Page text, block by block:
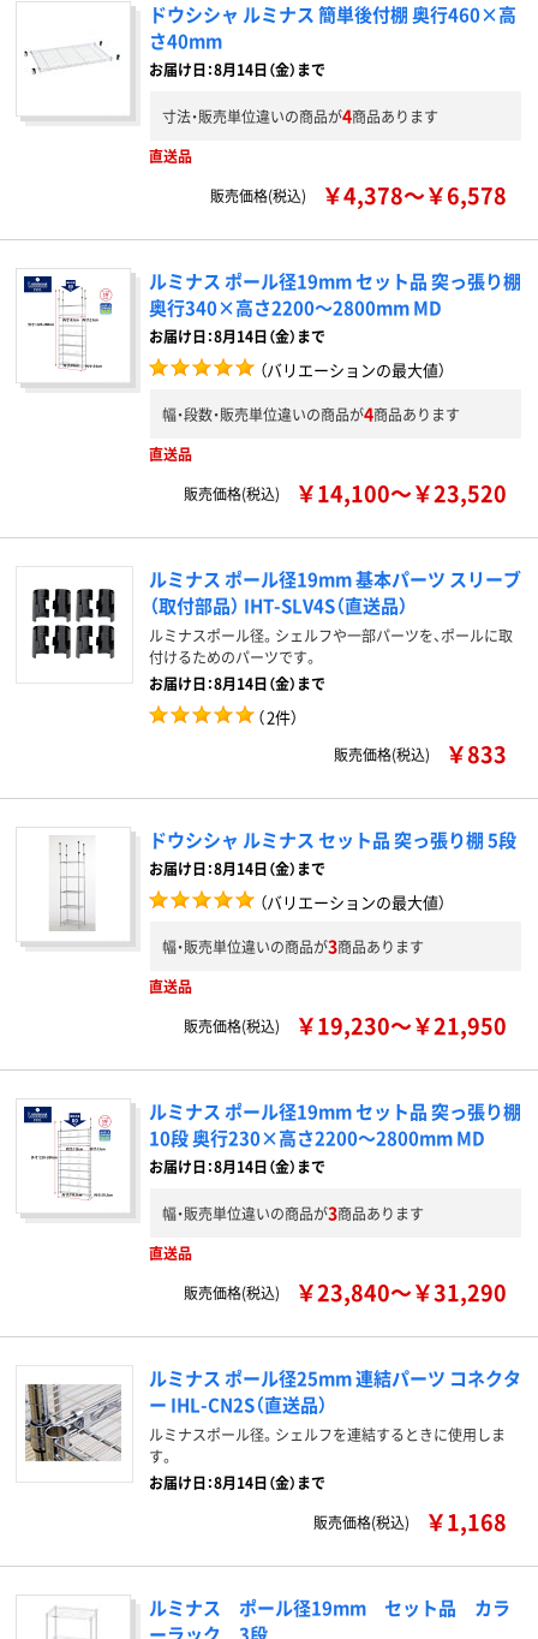
ドウシシャ ルミナス 簡単後付棚 奥行460×高
さ40mm
お届け日：8月14日（金）まで
寸法・販売単位違いの商品が4商品あります
直送品
販売価格(税込)
￥4,378～￥6,578
ルミナス ポール径19mm セット品 突っ張り棚
奥行340×高さ2200～2800mm MD
お届け日：8月14日（金）まで
（バリエーションの最大値）
幅・段数・販売単位違いの商品が4商品あります
直送品
販売価格(税込)
￥14,100～￥23,520
ルミナス ポール径19mm 基本パーツ スリーブ
（取付部品） IHT-SLV4S（直送品）
ルミナスポール径。シェルフや一部パーツを、ポールに取
付けるためのパーツです。
お届け日：8月14日（金）まで
（2件）
販売価格(税込) ￥833
ドウシシャ ルミナス セット品 突っ張り棚 5段
お届け日：8月14日（金）まで
（バリエーションの最大値）
幅・販売単位違いの商品が3商品あります
直送品
販売価格(税込)
￥19,230～￥21,950
ルミナス ポール径19mm セット品 突っ張り棚
10段 奥行230×高さ2200～2800mm MD
お届け日：8月14日（金）まで
幅・販売単位違いの商品が3商品あります
直送品
販売価格(税込)
￥23,840～￥31,290
ルミナス ポール径25mm 連結パーツ コネクタ
ー IHL-CN2S（直送品）
ルミナスポール径。シェルフを連結するときに使用しま
す。
お届け日：8月14日（金）まで
販売価格(税込)
￥1,168
ルミナス ポール径19mm セット品 カラ
ーラック 3段